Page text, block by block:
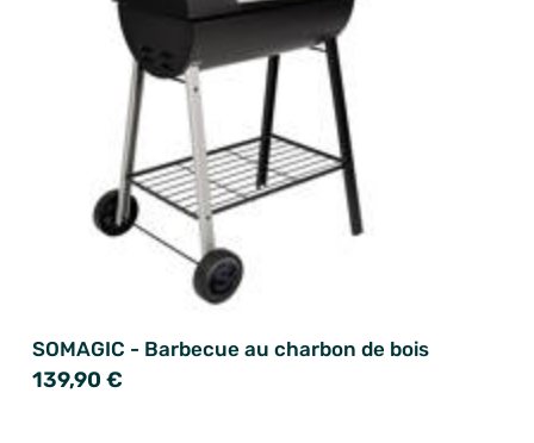
SOMAGIC - Barbecue au charbon de bois
139,90 €